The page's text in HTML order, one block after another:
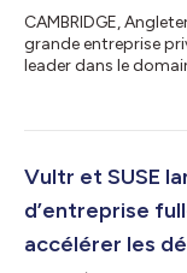
CAMBRIDGE,
grande entreprise
leader dans le
TESSERA, un
internationale à une
Vultr et SUSE
d’entreprise
accélérer les